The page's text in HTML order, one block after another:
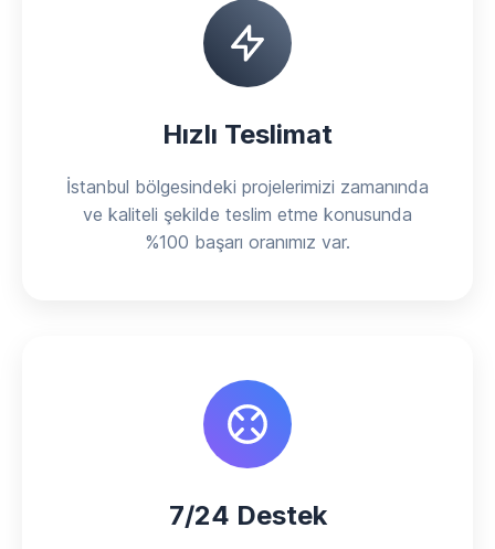
Hızlı Teslimat
İstanbul bölgesindeki projelerimizi zamanında
ve kaliteli şekilde teslim etme konusunda
%100 başarı oranımız var.
7/24 Destek